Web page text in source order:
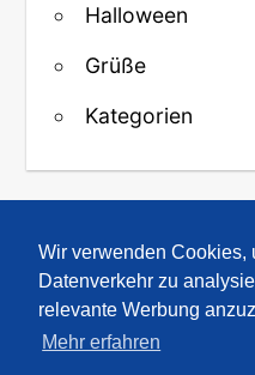
Wir verwenden Cookies,
Datenverkehr zu
relevante Werbung
Mehr erfahren
Halloween
Grüße
Kategorien
↑ Zurück
Über uns·Kontakt·
© 2008-2026